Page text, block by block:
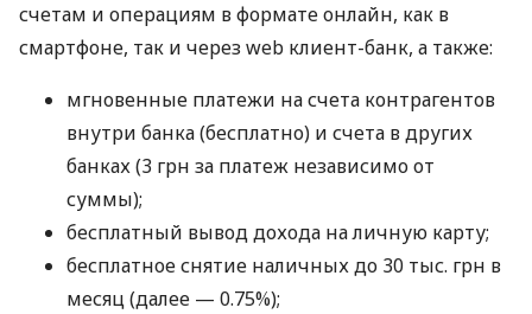
счетам и операциям в формате онлайн, как в
смартфоне, так и через web клиент-банк, а также:
мгновенные платежи на счета контрагентов
внутри банка (бесплатно) и счета в других
банках (3 грн за платеж независимо от
суммы);
бесплатный вывод дохода на личную карту;
бесплатное снятие наличных до 30 тыс. грн в
месяц (далее — 0.75%);